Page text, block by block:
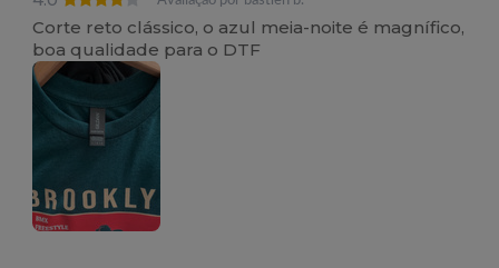
Corte reto clássico, o azul meia-noite é magnífico,
boa qualidade para o DTF